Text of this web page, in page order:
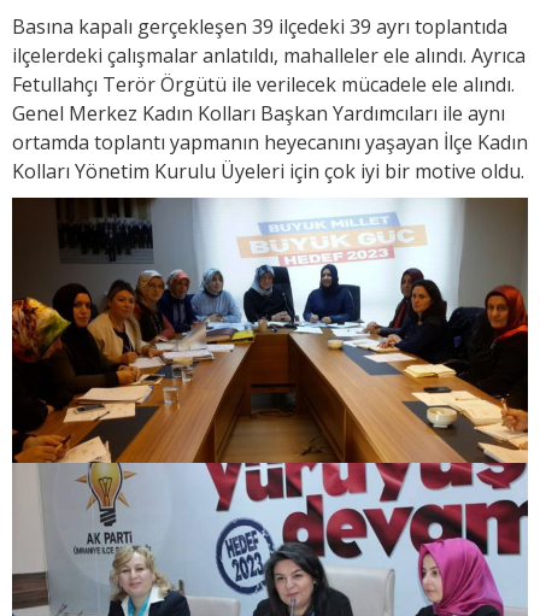
Basına kapalı gerçekleşen 39 ilçedeki 39 ayrı toplantıda
ilçelerdeki çalışmalar anlatıldı, mahalleler ele alındı. Ayrıca
Fetullahçı Terör Örgütü ile verilecek mücadele ele alındı.
Genel Merkez Kadın Kolları Başkan Yardımcıları ile aynı
ortamda toplantı yapmanın heyecanını yaşayan İlçe Kadın
Kolları Yönetim Kurulu Üyeleri için çok iyi bir motive oldu.